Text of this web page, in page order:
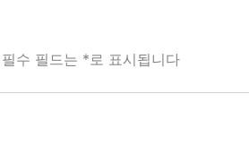
필수 필드는 * 로 표시됩니다